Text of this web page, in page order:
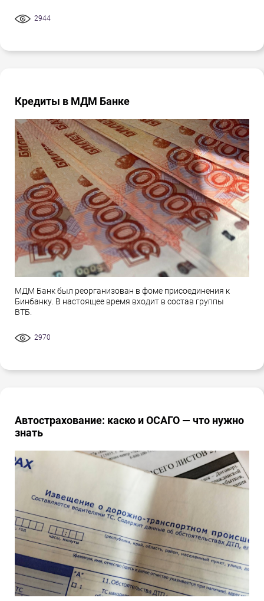
2944
Кредиты в МДМ Банке
МДМ Банк был реорганизован в фоме присоединения к
Бинбанку. В настоящее время входит в состав группы
ВТБ.
2970
Автострахование: каско и ОСАГО — что нужно
знать